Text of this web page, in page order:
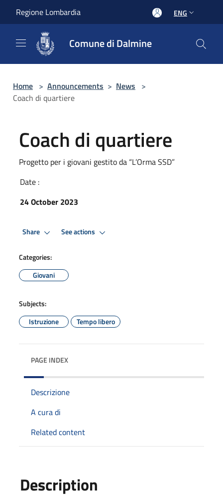
Regione Lombardia ENG
Comune di Dalmine
Home > Announcements > News >
Coach di quartiere
Coach di quartiere
Progetto per i giovani gestito da “L’Orma SSD”
Date :
24 October 2023
Share See actions
Categories:
Giovani
Subjects:
Istruzione
Tempo libero
PAGE INDEX
Descrizione
A cura di
Related content
Description